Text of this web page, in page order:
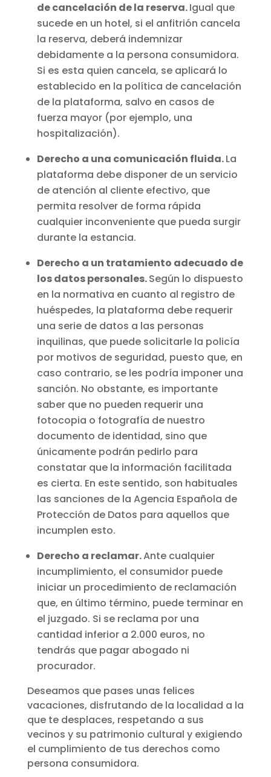
de cancelación de la reserva.Igual que
sucede en un hotel, si el anfitrión cancela
la reserva, deberá indemnizar
debidamente a la persona consumidora.
Si es esta quien cancela, se aplicará lo
establecido en la política de cancelación
de la plataforma, salvo en casos de
fuerza mayor (por ejemplo, una
hospitalización).
Derecho a una comunicación fluida.La
plataforma debe disponer de un servicio
de atención al cliente efectivo, que
permita resolver de forma rápida
cualquier inconveniente que pueda surgir
durante la estancia.
Derecho a un tratamiento adecuado de
los datos personales.Según lo dispuesto
en la normativa en cuanto al registro de
huéspedes, la plataforma debe requerir
una serie de datos a las personas
inquilinas, que puede solicitarle la policía
por motivos de seguridad, puesto que, en
caso contrario, se les podría imponer una
sanción. No obstante, es importante
saber que no pueden requerir una
fotocopia o fotografía de nuestro
documento de identidad, sino que
únicamente podrán pedirlo para
constatar que la información facilitada
es cierta. En este sentido, son habituales
las sanciones de la Agencia Española de
Protección de Datos para aquellos que
incumplen esto.
Derecho a reclamar.Ante cualquier
incumplimiento, el consumidor puede
iniciar un procedimiento de reclamación
que, en último término, puede terminar en
el juzgado. Si se reclama por una
cantidad inferior a 2.000 euros, no
tendrás que pagar abogado ni
procurador.
Deseamos que pases unas felices
vacaciones, disfrutando de la localidad a la
que te desplaces, respetando a sus
vecinos y su patrimonio cultural y exigiendo
el cumplimiento de tus derechos como
persona consumidora.